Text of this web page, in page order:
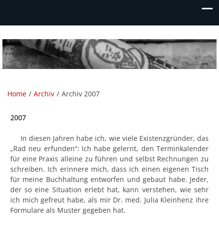
Home Archiv Archiv 2007
2007
In diesen Jahren habe ich, wie viele Existenzgründer, das
„Rad neu erfunden“: Ich habe gelernt, den Terminkalender
für eine Praxis alleine zu führen und selbst Rechnungen zu
schreiben. Ich erinnere mich, dass ich einen eigenen Tisch
für meine Buchhaltung entworfen und gebaut habe. Jeder,
der so eine Situation erlebt hat, kann verstehen, wie sehr
ich mich gefreut habe, als mir Dr. med. Julia Kleinhenz ihre
Formulare als Muster gegeben hat.